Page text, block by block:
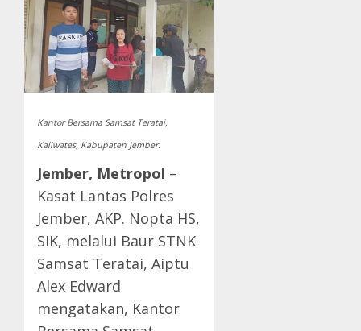
Kantor Bersama Samsat Teratai,
Kaliwates, Kabupaten Jember.
Jember, Metropol –
Kasat Lantas Polres
Jember, AKP. Nopta HS,
SIK, melalui Baur STNK
Samsat Teratai, Aiptu
Alex Edward
mengatakan, Kantor